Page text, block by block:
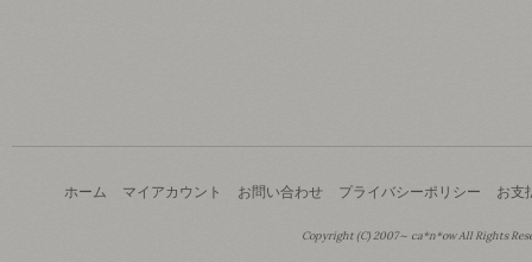
ホーム マイアカウント お問い合わせ プライバシーポリシー お支
Copyright (C) 2007～ ca*n*ow All Rights